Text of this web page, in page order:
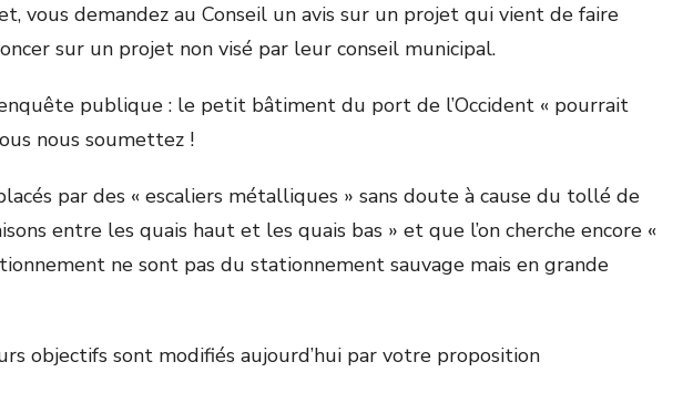
vous demandez au Conseil un avis sur un projet qui vient de faire
sur un projet non visé par leur conseil municipal.
publique : le petit bâtiment du port de l’Occident « pourrait
nous soumettez !
par des « escaliers métalliques » sans doute à cause du tollé de
entre les quais haut et les quais bas » et que l’on cherche encore «
ne sont pas du stationnement sauvage mais en grande
objectifs sont modifiés aujourd’hui par votre proposition